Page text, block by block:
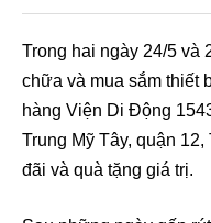
Trong hai ngày 24/5 và
chữa và mua sắm thiết
hàng Viện Di Động
Trung Mỹ Tây, quận
đãi và quà tặng giá trị.